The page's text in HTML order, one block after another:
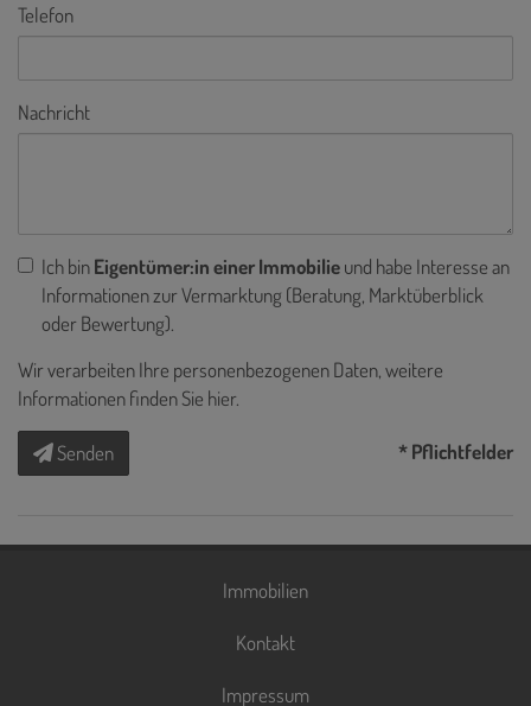
Telefon
Nachricht
Ich binEigentümer:in einer Immobilieund habe Interesse an
Informationen zur Vermarktung (Beratung, Marktüberblick
oder Bewertung).
Wir verarbeiten Ihre personenbezogenen Daten, weitere
Informationen finden Sie hier.
Senden * Pflichtfelder
Immobilien
Kontakt
Impressum